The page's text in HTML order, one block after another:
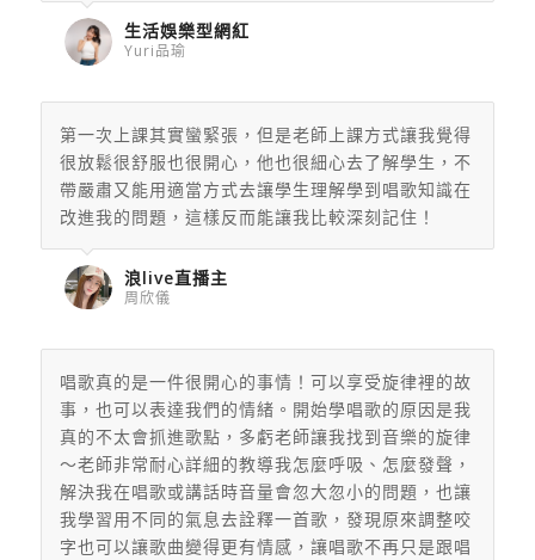
生活娛樂型網紅
Yuri品瑜
第一次上課其實蠻緊張，但是老師上課方式讓我覺得
很放鬆很舒服也很開心，他也很細心去了解學生，不
帶嚴肅又能用適當方式去讓學生理解學到唱歌知識在
改進我的問題，這樣反而能讓我比較深刻記住！
浪live直播主
周欣儀
唱歌真的是一件很開心的事情！可以享受旋律裡的故
事， 也可以表達我們的情緒。開始學唱歌的原因是我
真的不太會抓進歌點， 多虧老師讓我找到音樂的旋律
～老師非常耐心詳細的教導我怎麼呼吸、怎麼發聲，
解決我在唱歌或講話時音量會忽大忽小的問題，也讓
我學習用不同的氣息去詮釋一首歌， 發現原來調整咬
字也可以讓歌曲變得更有情感， 讓唱歌不再只是跟唱